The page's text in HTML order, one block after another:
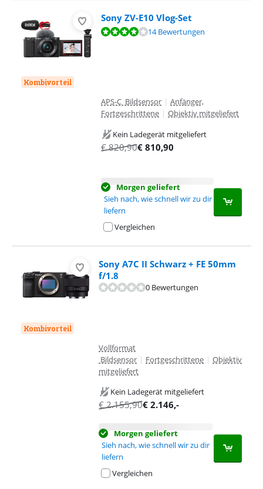
Kombivorteil
Sony ZV-E10 Vlog-Set
Bewertet mit 8,4 von 10, basierend auf 14 Bewertungen.
14 Bewertungen
APS-C Bildsensor | Anfänger,
Fortgeschrittene | Objektiv mitgeliefert
Kein Ladegerät mitgeliefert
€820,90€ 810,90
Morgen geliefert
Sieh nach, wie schnell wir zu dir
liefern
Vergleichen
Kombivorteil
Sony A7C II Schwarz + FE 50mm
f/1.8
0 Bewertungen
Vollformat
Bildsensor | Fortgeschrittene | Objektiv
mitgeliefert
Kein Ladegerät mitgeliefert
€2.155,90€ 2.146,-
Morgen geliefert
Sieh nach, wie schnell wir zu dir
liefern
Vergleichen